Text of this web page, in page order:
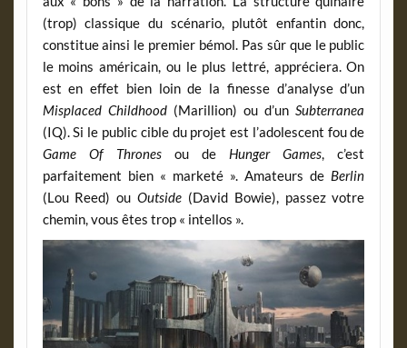
(trop) classique du scénario, plutôt enfantin donc,
constitue ainsi le premier bémol. Pas sûr que le public
le moins américain, ou le plus lettré, appréciera. On
est en effet bien loin de la finesse d’analyse d’un
Misplaced Childhood(Marillion) ou d’unSubterranea
(IQ). Si le public cible du projet est l’adolescent fou de
Game Of Thronesou de Hunger Games, c’est
parfaitement bien « marketé ». Amateurs de Berlin
(Lou Reed) ouOutside (David Bowie), passez votre
chemin, vous êtes trop « intellos ».